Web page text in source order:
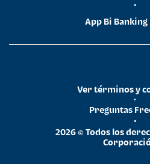
•
App Bi Banking
2026 © Todos los
•
Preguntas
•
Ver términos y